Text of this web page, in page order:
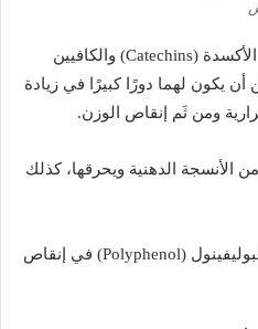
وجدت عدة دراسات أن مضادات الأكسدة (Catechins) والكافيين
يكون لهما دورًا كبيرًا في زيادة
ومن ثَم إنقاص الوزن.
الأنسجة الدهنية ويحرقها، كذلك
كذلك تؤكد بعض الدراسات دور البوليفينول (Polyphenol) في إنقاص